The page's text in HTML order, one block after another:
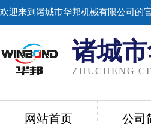
欢迎来到诸城市华邦机械有限公司的
诸城
ZHUCHENG
网站首页 公司